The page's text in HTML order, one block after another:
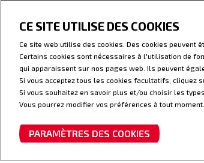
Technologie
quel que
CONTROL 8
EN
CE SITE UTILISE DES COOKIES
Ce site web utilise des cookies. Des cookies
Certains cookies sont nécessaires à l'utilisation de
qui apparaissent sur nos pages web. Ils peuvent
Si vous acceptez tous les cookies facultatifs, cliquez
Si vous souhaitez en savoir plus et/ou choisir les
Vous pourrez modifier vos préférences à tout moment.
PARAMÈTRES DES COOKIES